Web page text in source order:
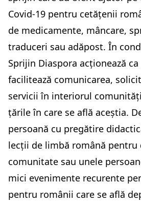
Covid-19 pentru cetățenii
de medicamente, mâncare,
traduceri sau adăpost. În
Sprijin Diaspora acționează
facilitează comunicarea,
servicii în interiorul
țările în care se află aceștia.
persoană cu pregătire
lecții de limbă română pentru
comunitate sau unele
mici evenimente recurente
pentru românii care se află